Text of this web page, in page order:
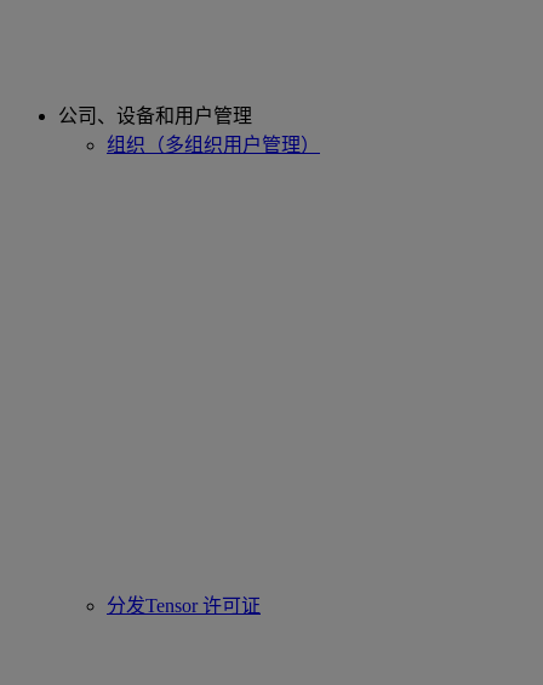
公司、设备和用户管理
组织（多组织用户管理）
分发Tensor 许可证